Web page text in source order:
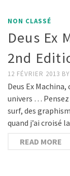
NON CLASSÉ
Deus Ex
2nd
12 FÉVRIER 2013 BY
Deus Ex
univers …
surf, des
quand j’ai croisé
READ MORE